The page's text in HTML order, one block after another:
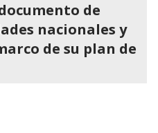
de
nacionales y
de su plan de